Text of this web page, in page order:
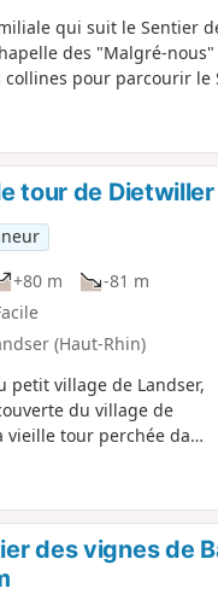
qui suit le Sentier
des "Malgré-
pour parcourir le
pédagogiques.
tour de Dietwiller
+80 m
-81 m
(Haut-Rhin)
petit village de Landser,
du village de
vieille tour perchée dans
des vignes de